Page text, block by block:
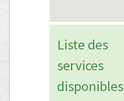
Liste des
services
disponibles